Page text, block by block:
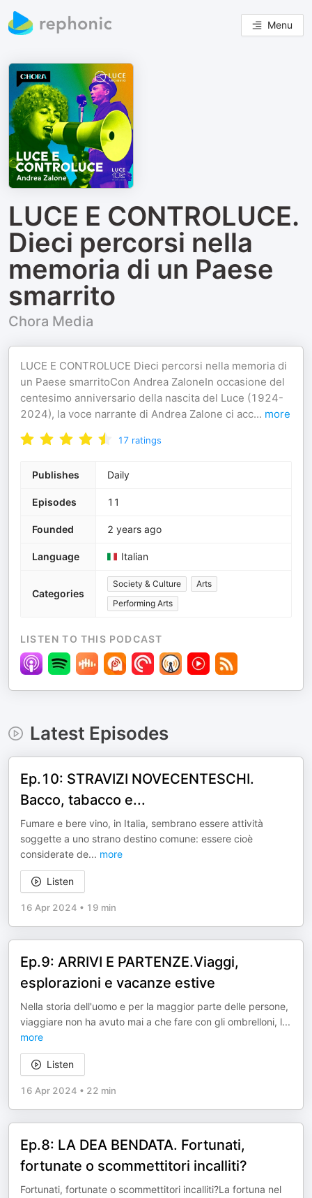
Menu
LUCE E CONTROLUCE.
Dieci percorsi nella
memoria di un Paese
smarrito
Chora Media
LUCE E CONTROLUCE Dieci percorsi nella memoria di
un Paese smarritoCon Andrea ZaloneIn occasione del
centesimo anniversario della nascita del Luce (1924-
2024), la voce narrante di Andrea Zalone ci acc... more
17 ratings
Publishes Daily
Episodes 11
Founded 2 years ago
Language Italian
Categories
Society & Culture
Arts
Performing Arts
LISTEN TO THIS PODCAST
Latest Episodes
Ep.10: STRAVIZI NOVECENTESCHI.
Bacco, tabacco e...
Fumare e bere vino, in Italia, sembrano essere attività
soggette a uno strano destino comune: essere cioè
considerate de... more
Listen
16 Apr 2024 • 19 min
Ep.9: ARRIVI E PARTENZE.Viaggi,
esplorazioni e vacanze estive
Nella storia dell'uomo e per la maggior parte delle persone,
viaggiare non ha avuto mai a che fare con gli ombrelloni, l...
more
Listen
16 Apr 2024 • 22 min
Ep.8: LA DEA BENDATA. Fortunati,
fortunate o scommettitori incalliti?
Fortunati, fortunate o scommettitori incalliti?La fortuna nel